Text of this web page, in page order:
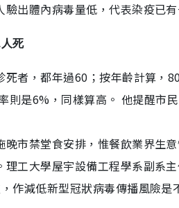
出體內病毒量低，代表染疫已有
死
死者，都年過60；按年齡計算，
則是6%，同樣算高。 他提醒市
晚市禁堂食安排，惟餐飲業界生
理工大學屋宇設備工程學系副系
作減低新型冠狀病毒傳播風險是